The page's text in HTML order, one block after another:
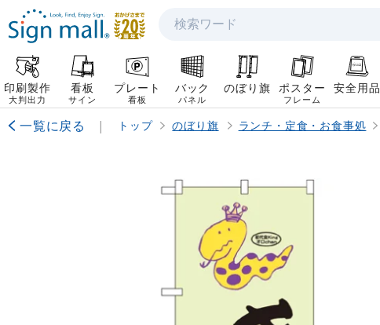
検索
印刷製作
大判出力
看板
サイン
プレート
看板
バック
パネル
のぼり旗 ポスター
フレーム
安全用品
一覧に戻る | トップ のぼり旗 ランチ・定食・お食事処